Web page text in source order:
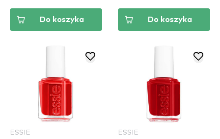
Do koszyka Do koszyka
ESSIE ESSIE